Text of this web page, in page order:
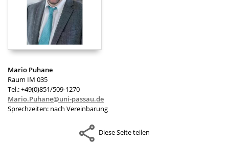
Mario Puhane
Raum IM 035
Tel.: +49(0)851/509-1270
Mario.Puhane@uni-passau.de
Sprechzeiten: nach Vereinbarung
Diese Seite teilen